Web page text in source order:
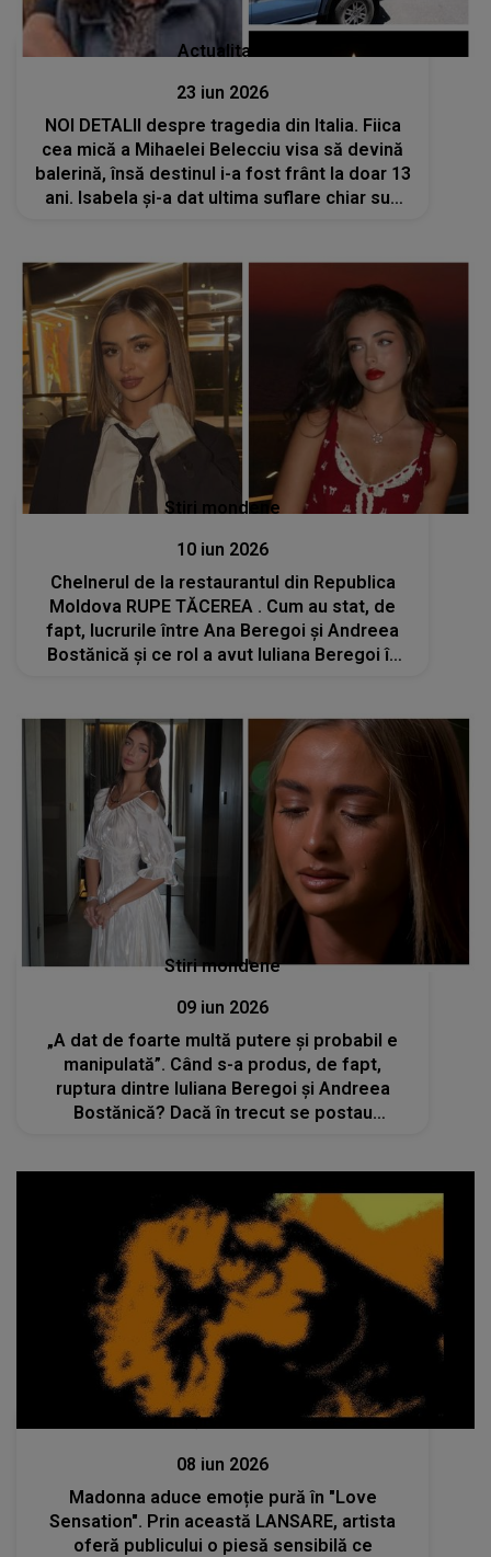
Actualitate
23 iun 2026
NOI DETALII despre tragedia din Italia. Fiica
cea mică a Mihaelei Belecciu visa să devină
balerină, însă destinul i-a fost frânt la doar 13
ani. Isabela și-a dat ultima suflare chiar sub
Stiri mondene
10 iun 2026
Chelnerul de la restaurantul din Republica
Moldova RUPE TĂCEREA . Cum au stat, de
fapt, lucrurile între Ana Beregoi și Andreea
Bostănică și ce rol a avut Iuliana Beregoi în
Stiri mondene
09 iun 2026
„A dat de foarte multă putere și probabil e
manipulată”. Când s-a produs, de fapt,
ruptura dintre Iuliana Beregoi și Andreea
Bostănică? Dacă în trecut se postau
Lansări muzicale
08 iun 2026
Madonna aduce emoție pură în "Love
Sensation". Prin această LANSARE, artista
oferă publicului o piesă sensibilă ce